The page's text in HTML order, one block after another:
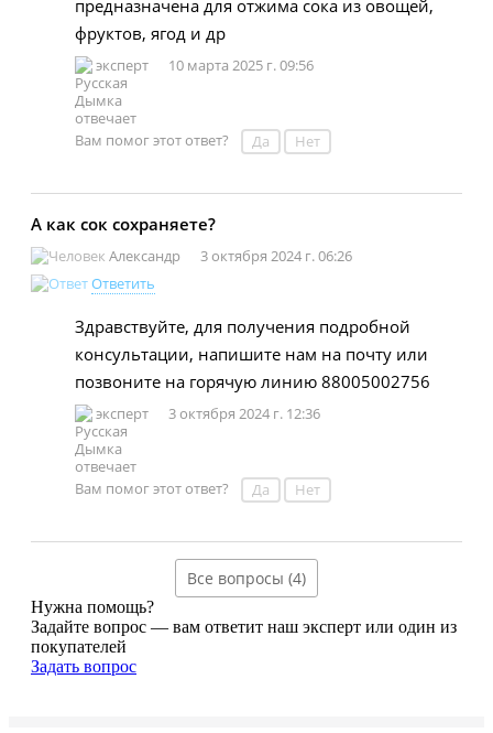
предназначена для отжима сока из овощей,
фруктов, ягод и др
эксперт 10 марта 2025 г. 09:56
Вам помог этот ответ? Да Нет
А как сок сохраняете?
Александр
3 октября 2024 г. 06:26
Ответить
Здравствуйте, для получения подробной
консультации, напишите нам на почту или
позвоните на горячую линию 88005002756
эксперт 3 октября 2024 г. 12:36
Вам помог этот ответ? Да Нет
Все вопросы (4)
Нужна помощь?
Задайте вопрос — вам ответит наш эксперт или один из
покупателей
Задать вопрос